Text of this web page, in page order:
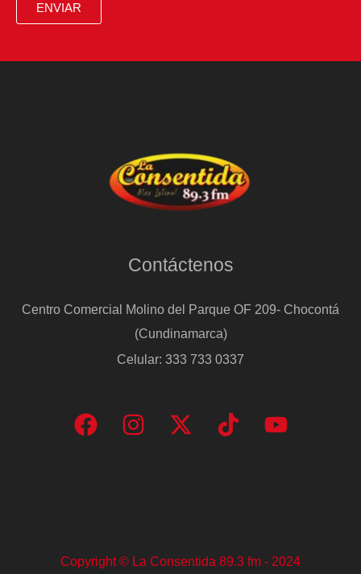
ENVIAR
Contáctenos
Centro Comercial Molino del Parque OF 209- Chocontá
(Cundinamarca)
Celular: 333 733 0337
Copyright © La Consentida 89.3 fm - 2024